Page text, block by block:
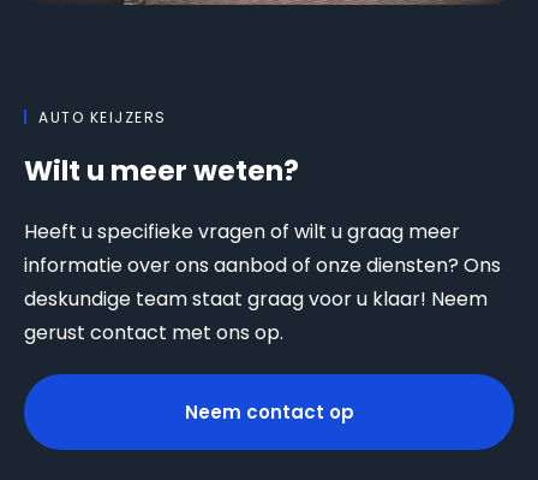
AUTO KEIJZERS
Wilt u meer weten?
Heeft u specifieke vragen of wilt u graag meer
informatie over ons aanbod of onze diensten? Ons
deskundige team staat graag voor u klaar! Neem
gerust contact met ons op.
Neem contact op